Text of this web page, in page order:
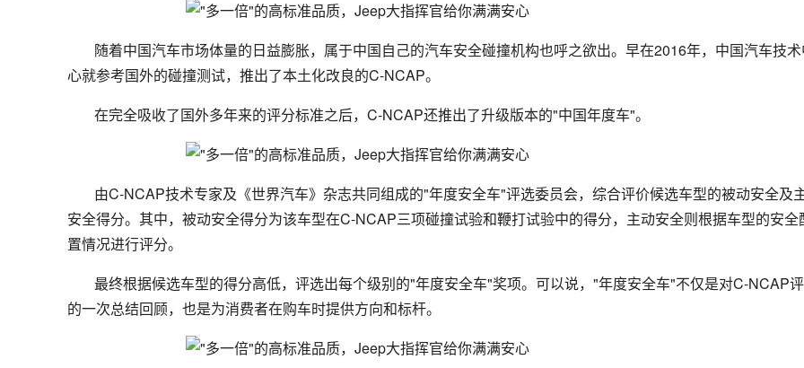
随着中国汽车市场体量的日益膨胀，属于中国自己的汽车安全碰撞机构也呼之欲出。早在2016年，中国汽车技
心就参考国外的碰撞测试，推出了本土化改良的C-NCAP。
在完全吸收了国外多年来的评分标准之后，C-NCAP还推出了升级版本的"中国年度车"。
由C-NCAP技术专家及《世界汽车》杂志共同组成的"年度安全车"评选委员会，综合评价候选车型的被动安全及
安全得分。其中，被动安全得分为该车型在C-NCAP三项碰撞试验和鞭打试验中的得分，主动安全则根据车型的安全
置情况进行评分。
最终根据候选车型的得分高低，评选出每个级别的"年度安全车"奖项。可以说，"年度安全车"不仅是对C-NCAP
的一次总结回顾，也是为消费者在购车时提供方向和标杆。